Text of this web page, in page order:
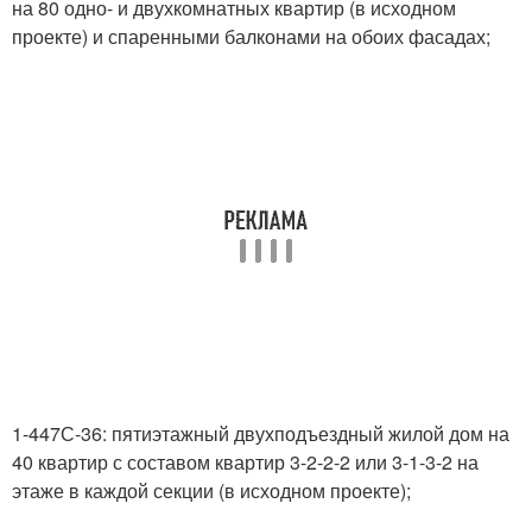
на 80 одно- и двухкомнатных квартир (в исходном
проекте) и спаренными балконами на обоих фасадах;
1-447С-36: пятиэтажный двухподъездный жилой дом на
40 квартир с составом квартир 3-2-2-2 или 3-1-3-2 на
этаже в каждой секции (в исходном проекте);